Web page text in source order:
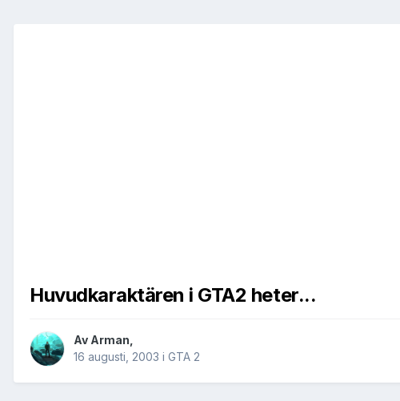
Huvudkaraktären i GTA2 heter...
Av Arman
16 augusti, 2003 i GTA 2